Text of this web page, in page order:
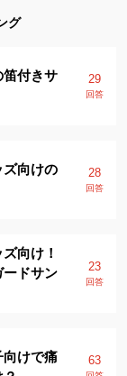
グ
笛付きサ
29
回答
ズ向けの
28
回答
向け！
ードサン
23
回答
向けで痛
63